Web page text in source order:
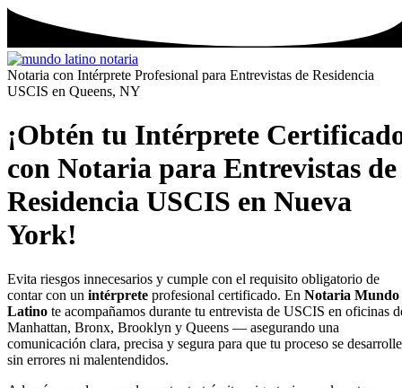
Notaria con Intérprete Profesional para Entrevistas de Residencia
USCIS en Queens, NY
¡Obtén tu Intérprete
con Notaria para Entrevistas de
Residencia USCIS en Nueva
York!
Evita riesgos innecesarios y cumple con el requisito obligatorio de
contar con un intérprete profesional certificado. En Notaria Mundo
Latino te acompañamos durante tu entrevista de USCIS en oficinas
Manhattan, Bronx, Brooklyn y Queens — asegurando una
comunicación clara, precisa y segura para que tu proceso se desarrolle
sin errores ni malentendidos.